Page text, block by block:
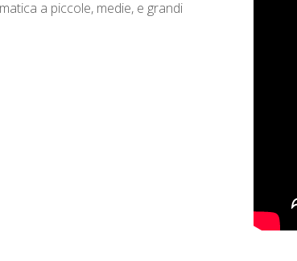
a piccole, medie, e grandi